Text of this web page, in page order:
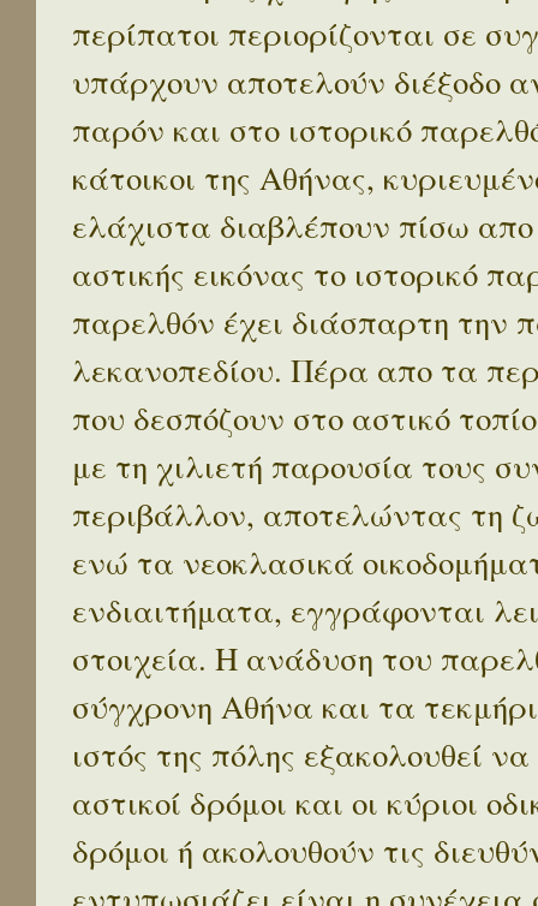
περίπατοι περιορίζονται σε
υπάρχουν αποτελούν διέξοδο
παρόν και στο ιστορικό
κάτοικοι της Αθήνας,
ελάχιστα διαβλέπουν πίσω
αστικής εικόνας το ιστορικό
παρελθόν έχει διάσπαρτη την
λεκανοπεδίου. Πέρα απο τα
που δεσπόζουν στο αστικό
με τη χιλιετή παρουσία τους
περιβάλλον, αποτελώντας τη
ενώ τα νεοκλασικά
ενδιαιτήματα, εγγράφονται
στοιχεία. Η ανάδυση του
σύγχρονη Αθήνα και τα
ιστός της πόλης εξακολουθεί
αστικοί δρόμοι και οι κύριοι
δρόμοι ή ακολουθούν τις